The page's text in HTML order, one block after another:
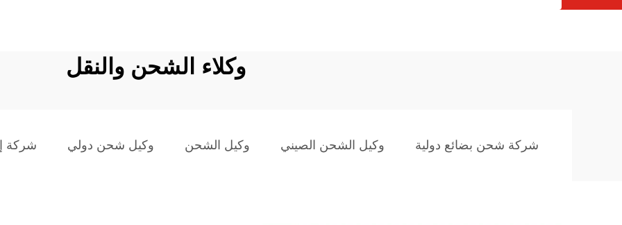
وكلاء الشحن والنقل
شركة شحن بضائع دولية وكيل الشحن الصيني وكيل الشحن وكيل شحن دولي شركة